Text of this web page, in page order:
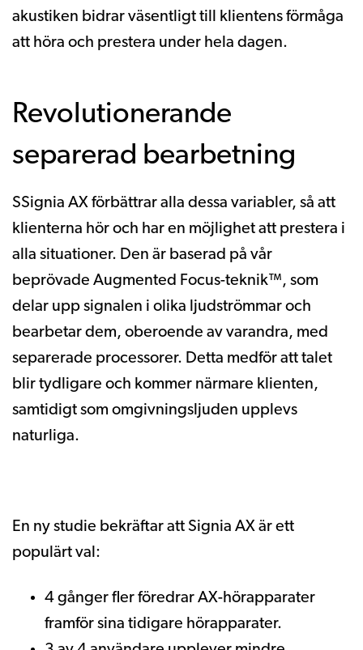
akustiken bidrar väsentligt till klientens förmåga
att höra och prestera under hela dagen.
Revolutionerande
separerad bearbetning
SSignia AX förbättrar alla dessa variabler, så att
klienterna hör och har en möjlighet att prestera i
alla situationer. Den är baserad på vår
beprövade Augmented Focus-teknik™, som
delar upp signalen i olika ljudströmmar och
bearbetar dem, oberoende av varandra, med
separerade processorer. Detta medför att talet
blir tydligare och kommer närmare klienten,
samtidigt som omgivningsljuden upplevs
naturliga.
En ny studie bekräftar att Signia AX är ett
populärt val:
4 gånger fler föredrar AX-hörapparater
framför sina tidigare hörapparater.